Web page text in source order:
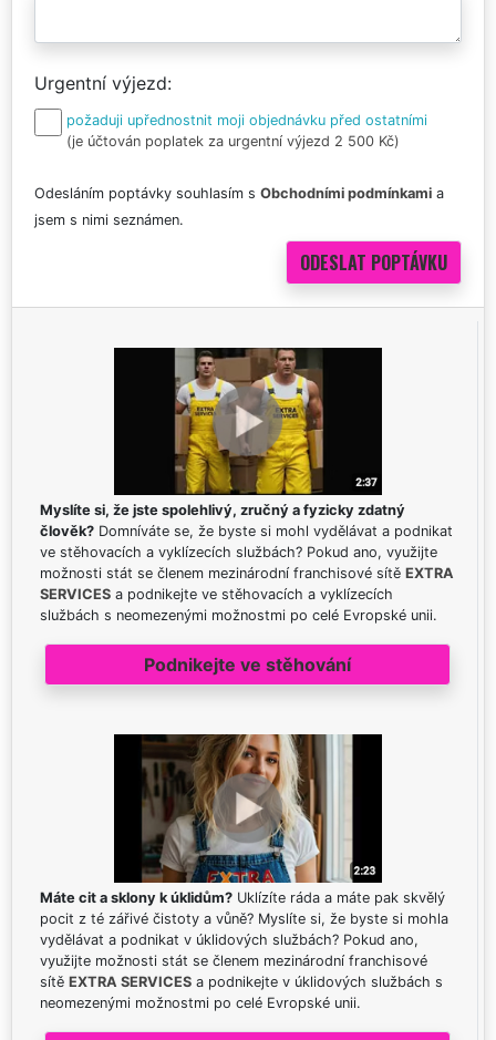
Urgentní výjezd
požaduji upřednostnit moji objednávku před ostatními
(je účtován poplatek za urgentní výjezd 2 500 Kč)
Odesláním poptávky souhlasím s Obchodními podmínkami a
jsem s nimi seznámen.
Myslíte si, že jste spolehlivý, zručný a fyzicky zdatný
člověk? Domníváte se, že byste si mohl vydělávat a podnikat
ve stěhovacích a vyklízecích službách? Pokud ano, využijte
možnosti stát se členem mezinárodní franchisové sítě EXTRA
SERVICES a podnikejte ve stěhovacích a vyklízecích
službách s neomezenými možnostmi po celé Evropské unii.
Podnikejte ve stěhování
Máte cit a sklony k úklidům? Uklízíte ráda a máte pak skvělý
pocit z té zářivé čistoty a vůně? Myslíte si, že byste si mohla
vydělávat a podnikat v úklidových službách? Pokud ano,
využijte možnosti stát se členem mezinárodní franchisové
sítě EXTRA SERVICES a podnikejte v úklidových službách s
neomezenými možnostmi po celé Evropské unii.